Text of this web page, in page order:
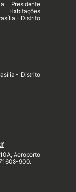
Presidente
- Distrito
- Distrito
Aeroporto
900.